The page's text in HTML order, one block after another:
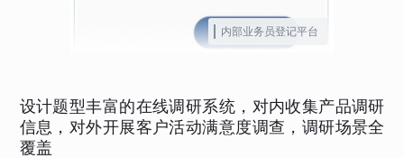
内部业务员登记平台
设计题型丰富的在线调研系统，对内收集产品调研
信息，对外开展客户活动满意度调查，调研场景全
覆盖